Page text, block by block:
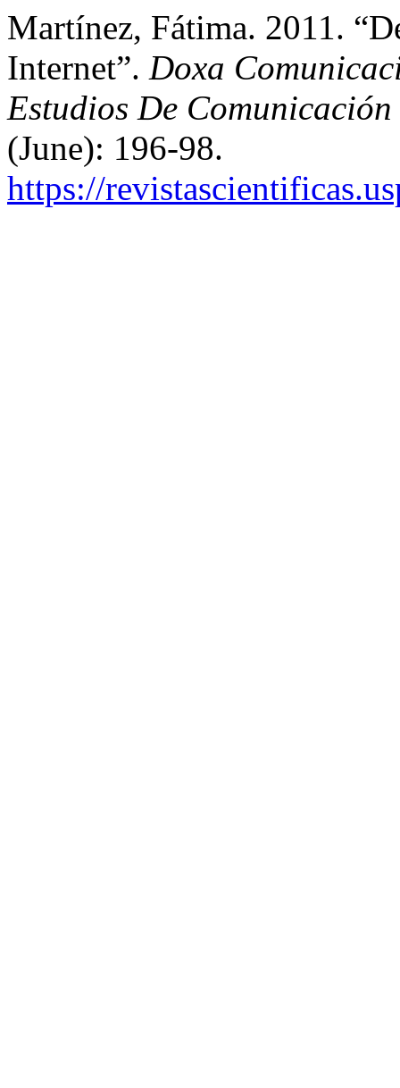
Martínez, Fátima. 2011.
Internet”. Doxa
Estudios De
(June): 196-98.
https://